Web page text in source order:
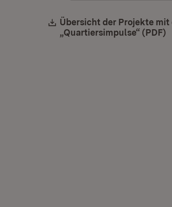
Download:
Übersicht der Projekte
„Quartiersimpulse“ (PDF)